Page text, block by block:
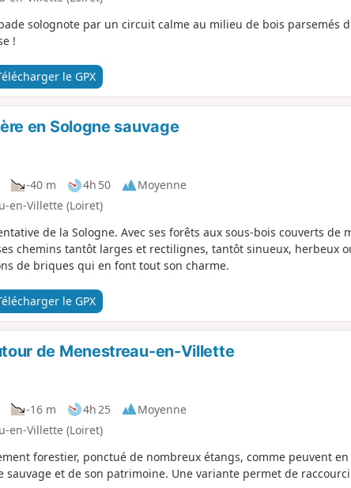
solognote par un circuit calme au milieu de bois parsemés
!
le GPX
en Sologne sauvage
-40 m 4h 50
Moyenne
en-Villette (Loiret)
de la Sologne. Avec ses forêts aux sous-bois couverts de
chemins tantôt larges et rectilignes, tantôt sinueux, herbeux
de briques qui en font tout son charme.
le GPX
de Menestreau-en-Villette
-16 m 4h 25
Moyenne
en-Villette (Loiret)
forestier, ponctué de nombreux étangs, comme peuvent en
sauvage et de son patrimoine. Une variante permet de